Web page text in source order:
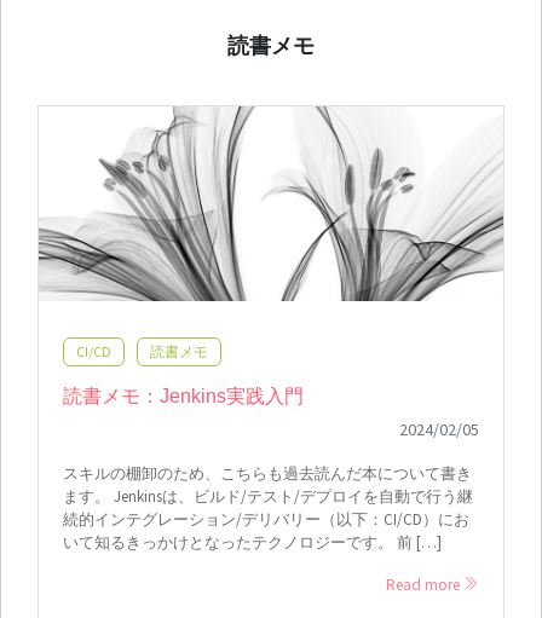
読書メモ
CI/CD 読書メモ
読書メモ：Jenkins実践入門
2024/02/05
スキルの棚卸のため、こちらも過去読んだ本について書き
ます。 Jenkinsは、ビルド/テスト/デプロイを自動で行う継
続的インテグレーション/デリバリー（以下：CI/CD）にお
いて知るきっかけとなったテクノロジーです。 前 […]
Read more